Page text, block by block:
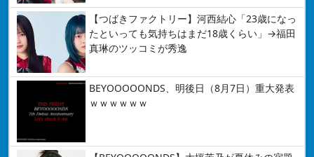
【つばきファクトリー】河西結心「23歳になっ
たといっても気持ちはまだ18歳くらい」→福田
真琳のツッコミが秀逸
BEYOOOOONDS、明後日（8月7日）重大発表
ｗｗｗｗｗｗ